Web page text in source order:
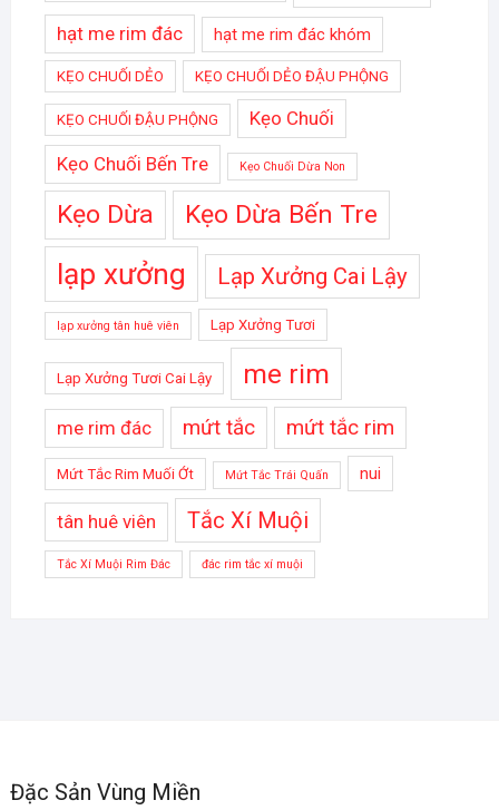
hạt me rim đác hạt me rim đác khóm
KẸO CHUỐI DẺO KẸO CHUỐI DẺO ĐẬU PHỘNG
KẸO CHUỐI ĐẬU PHỘNG Kẹo Chuối
Kẹo Chuối Bến Tre Kẹo Chuối Dừa Non
Kẹo Dừa Kẹo Dừa Bến Tre
lạp xưởng Lạp Xưởng Cai Lậy
lạp xưởng tân huê viên Lạp Xưởng Tươi
Lạp Xưởng Tươi Cai Lậy me rim
me rim đác mứt tắc mứt tắc rim
Mứt Tắc Rim Muối Ớt Mứt Tắc Trái Quấn nui
tân huê viên Tắc Xí Muội
Tắc Xí Muội Rim Đác đác rim tắc xí muội
Đặc Sản Vùng Miền